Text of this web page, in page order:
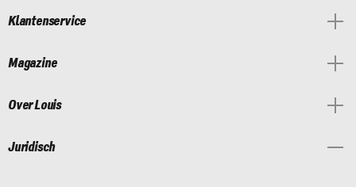
Klantenservice
Magazine
Over Louis
Juridisch